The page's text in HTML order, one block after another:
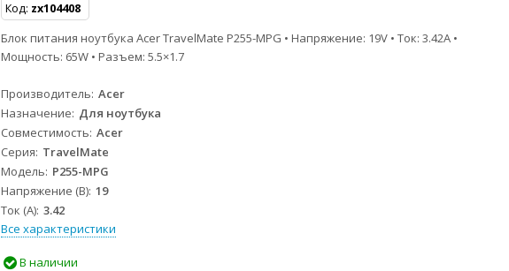
Код: zx104408
Блок питания ноутбука Acer TravelMate P255-MPG • Напряжение: 19V • Ток: 3.42A •
Мощность: 65W • Разъем: 5.5×1.7
Производитель Acer
Назначение Для ноутбука
Совместимость Acer
Серия TravelMate
Модель P255-MPG
Напряжение (В) 19
Ток (А) 3.42
Все характеристики
В наличии